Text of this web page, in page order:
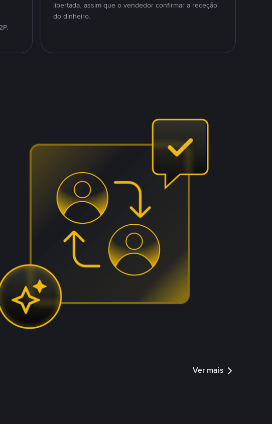
libertada, assim que o vendedor confirmar a receção
do dinheiro.
Ver mais